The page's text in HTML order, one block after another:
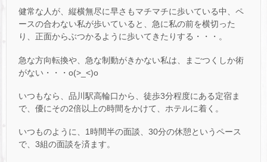
健常な人が、縦横無尽に早さもマチマチに歩いている中、ペ
ースの合わない私が歩いていると、急に私の前を横切った
り、正面からぶつかるように歩いてきたりする・・・。
急な方向転換や、急な制動がきかない私は、まごつくしか術
がない・・・o(>_<)o
いつもなら、品川駅高輪口から、徒歩3分程度にある定宿ま
で、優にその2倍以上の時間をかけて、ホテルに着く。
いつものように、1時間半の面談、30分の休憩というペース
で、3組の面談を済ます。